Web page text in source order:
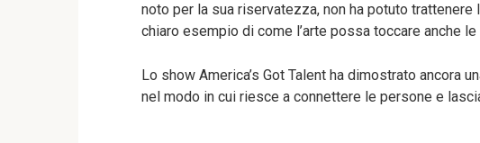
noto per la sua riservatezza, non ha potuto
chiaro esempio di come l’arte possa toccare anche
Lo show America’s Got Talent ha dimostrato ancora
nel modo in cui riesce a connettere le persone e